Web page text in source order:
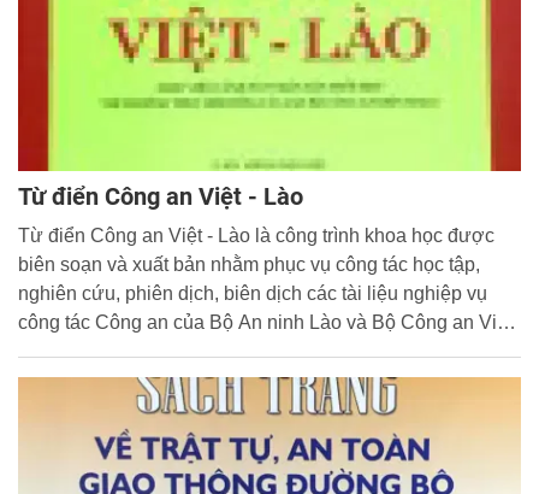
Từ điển Công an Việt - Lào
Từ điển Công an Việt - Lào là công trình khoa học được
biên soạn và xuất bản nhằm phục vụ công tác học tập,
nghiên cứu, phiên dịch, biên dịch các tài liệu nghiệp vụ
công tác Công an của Bộ An ninh Lào và Bộ Công an Việt
hiệu quả ngôn ngữ nghiệp vụ bằng tiếng Việt và tiếng Lào
trong công tác đảm bảo an ninh, trật tự.